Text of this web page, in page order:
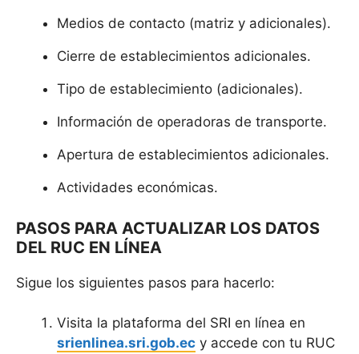
Medios de contacto (matriz y adicionales).
Cierre de establecimientos adicionales.
Tipo de establecimiento (adicionales).
Información de operadoras de transporte.
Apertura de establecimientos adicionales.
Actividades económicas.
PASOS PARA ACTUALIZAR LOS DATOS
DEL RUC EN LÍNEA
Sigue los siguientes pasos para hacerlo:
Visita la plataforma del SRI en línea en
srienlinea.sri.gob.ec y accede con tu RUC